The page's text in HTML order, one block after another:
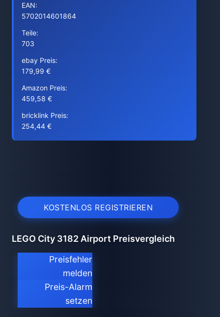
EAN:
5702014601864
Teile:
703
ebay Preis:
179,99 €
Amazon Preis:
459,58 €
bricklink Preis:
254,44 €
KOSTENLOS REGISTRIEREN
LEGO City 3182 Airport Preisvergleich
Preisfehler
melden
Preis-Alarm
setzen